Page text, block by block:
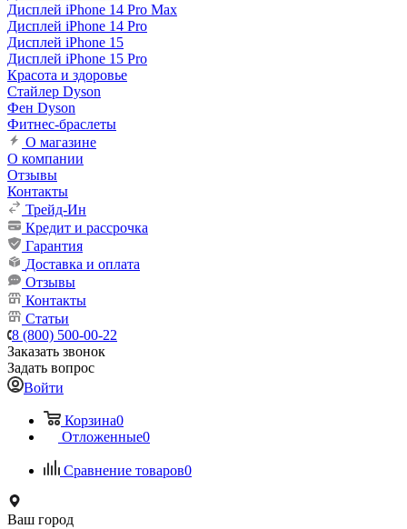
Дисплей iPhone 14 Pro Max
Дисплей iPhone 14 Pro
Дисплей iPhone 15
Дисплей iPhone 15 Pro
Красота и здоровье
Стайлер Dyson
Фен Dyson
Фитнес-браслеты
О магазине
О компании
Отзывы
Контакты
Трейд-Ин
Кредит и рассрочка
Гарантия
Доставка и оплата
Отзывы
Контакты
Статьи
8 (800) 500-00-22
Заказать звонок
Задать вопрос
Войти
Корзина0
Отложенные0
Сравнение товаров0
Ваш город